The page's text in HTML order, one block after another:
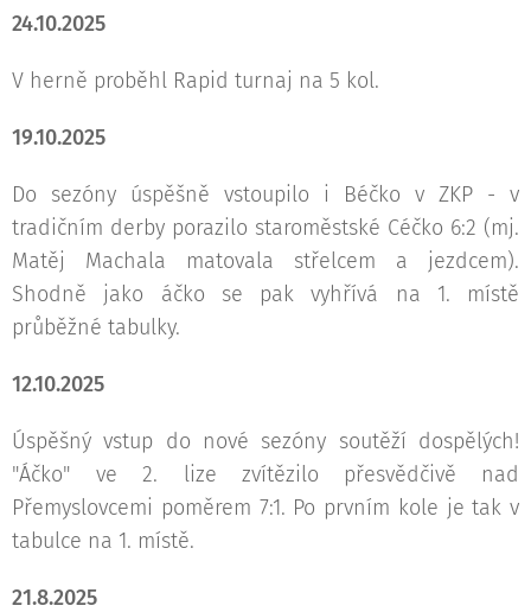
24.10.2025
V herně proběhl Rapid turnaj na 5 kol.
19.10.2025
Do sezóny úspěšně vstoupilo i Béčko v ZKP - v
tradičním derby porazilo staroměstské Céčko 6:2 (mj.
Matěj Machala matovala střelcem a jezdcem).
Shodně jako áčko se pak vyhřívá na 1. místě
průběžné tabulky.
12.10.2025
Úspěšný vstup do nové sezóny soutěží dospělých!
"Áčko" ve 2. lize zvítězilo přesvědčivě nad
Přemyslovcemi poměrem 7:1. Po prvním kole je tak v
tabulce na 1. místě.
21.8.2025